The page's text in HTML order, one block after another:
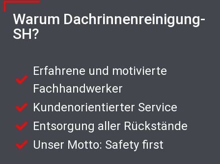
Warum Dachrinnenreinigung-
SH?
Erfahrene und motivierte
Fachhandwerker
Kundenorientierter Service
Entsorgung aller Rückstände
Unser Motto: Safety first